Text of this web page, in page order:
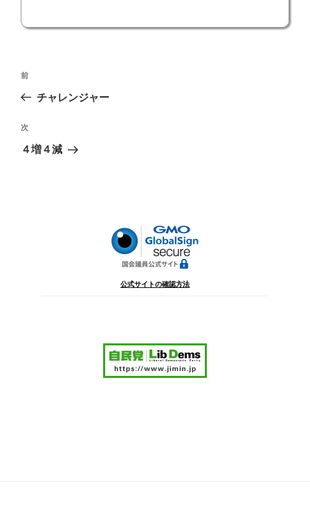
投
ビ
ゲ
前
の
稿
前
チャレンジャー
次
の
次
４増４減
公式サイトの確認方法